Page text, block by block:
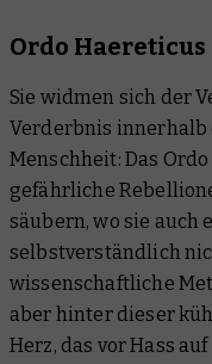
Ordo Haereticus
Sie widmen sich der
Verderbnis innerhalb
Menschheit: Das
gefährliche
säubern, wo sie auch
selbstverständlich
wissenschaftliche
aber hinter dieser
Herz, das vor Hass